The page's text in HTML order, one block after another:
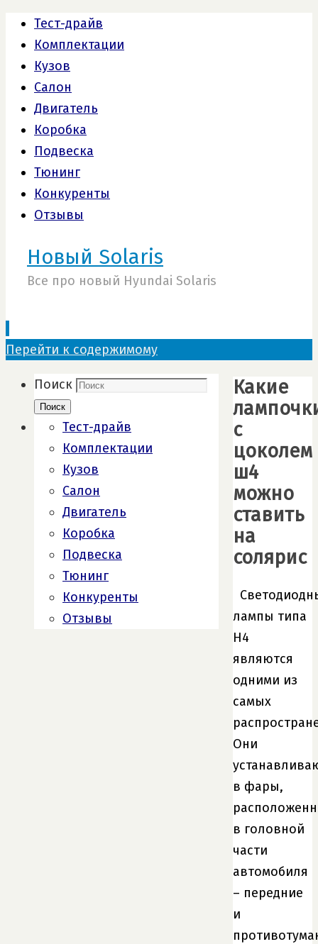
Тест-драйв
Комплектации
Кузов
Салон
Двигатель
Коробка
Подвеска
Тюнинг
Конкуренты
Отзывы
Новый Solaris
Все про новый Hyundai Solaris
Перейти к содержимому
Какие
с
цоколем
ш4
можно
ставить
на
солярис
лампы типа
H4
являются
одними из
самых
Они
в фары,
в головной
части
автомобиля
– передние
и
Поиск
Поиск
Тест-драйв
Комплектации
Кузов
Салон
Двигатель
Коробка
Подвеска
Тюнинг
Конкуренты
Отзывы